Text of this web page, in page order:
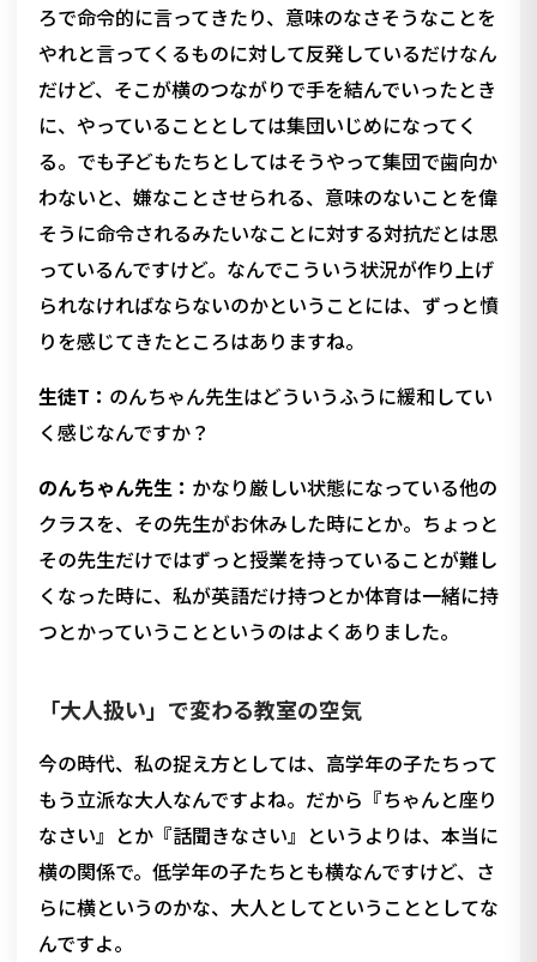
ろで命令的に言ってきたり、意味のなさそうなことを
やれと言ってくるものに対して反発しているだけなん
だけど、そこが横のつながりで手を結んでいったとき
に、やっていることとしては集団いじめになってく
る。でも子どもたちとしてはそうやって集団で歯向か
わないと、嫌なことさせられる、意味のないことを偉
そうに命令されるみたいなことに対する対抗だとは思
っているんですけど。なんでこういう状況が作り上げ
られなければならないのかということには、ずっと憤
りを感じてきたところはありますね。
生徒T： のんちゃん先生はどういうふうに緩和してい
く感じなんですか？
のんちゃん先生： かなり厳しい状態になっている他の
クラスを、その先生がお休みした時にとか。ちょっと
その先生だけではずっと授業を持っていることが難し
くなった時に、私が英語だけ持つとか体育は一緒に持
つとかっていうことというのはよくありました。
「大人扱い」で変わる教室の空気
今の時代、私の捉え方としては、高学年の子たちって
もう立派な大人なんですよね。だから『ちゃんと座り
なさい』とか『話聞きなさい』というよりは、本当に
横の関係で。低学年の子たちとも横なんですけど、さ
らに横というのかな、大人としてということとしてな
んですよ。